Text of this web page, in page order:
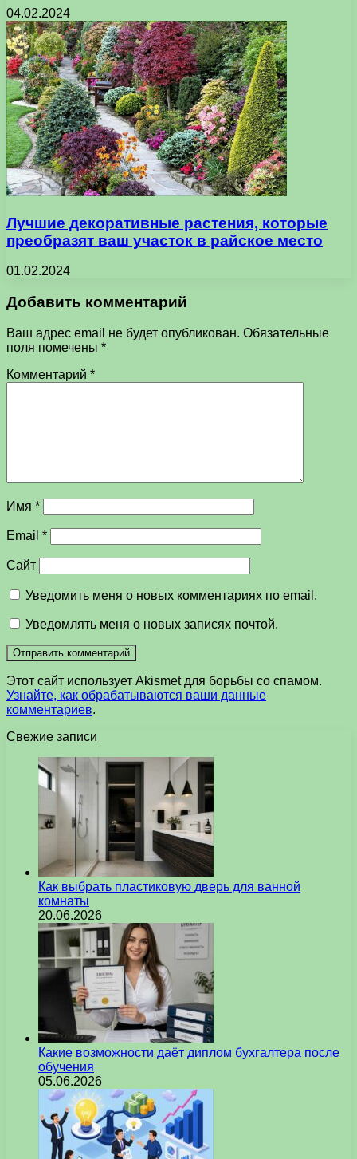
04.02.2024
Лучшие декоративные растения, которые
преобразят ваш участок в райское место
01.02.2024
Добавить комментарий
Ваш адрес email не будет опубликован. Обязательные
поля помечены *
Комментарий *
Имя *
Email *
Сайт
Уведомить меня о новых комментариях по email.
Уведомлять меня о новых записях почтой.
Этот сайт использует Akismet для борьбы со спамом.
Узнайте, как обрабатываются ваши данные
комментариев.
Свежие записи
Как выбрать пластиковую дверь для ванной
комнаты
20.06.2026
Какие возможности даёт диплом бухгалтера после
обучения
05.06.2026